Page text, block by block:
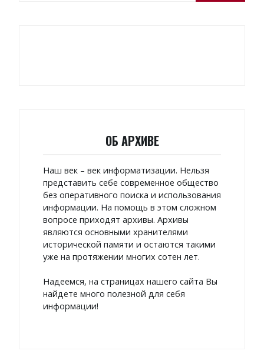
ОБ АРХИВЕ
Наш век – век информатизации. Нельзя
представить себе современное общество
без оперативного поиска и использования
информации. На помощь в этом сложном
вопросе приходят архивы. Архивы
являются основными хранителями
исторической памяти и остаются такими
уже на протяжении многих сотен лет.
Надеемся, на страницах нашего сайта Вы
найдете много полезной для себя
информации!